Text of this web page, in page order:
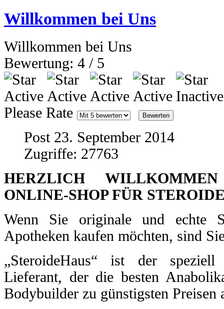
Willkommen bei Uns
Willkommen bei Uns
Bewertung: 4 / 5
Please Rate
Post 23. September 2014
Zugriffe: 27763
HERZLICH
ONLINE-SHOP FÜR
Wenn Sie originale und echte
Apotheken kaufen möchten, sind
„SteroideHaus“ ist der speziell
Lieferant, der die besten
Bodybuilder zu günstigsten Preisen